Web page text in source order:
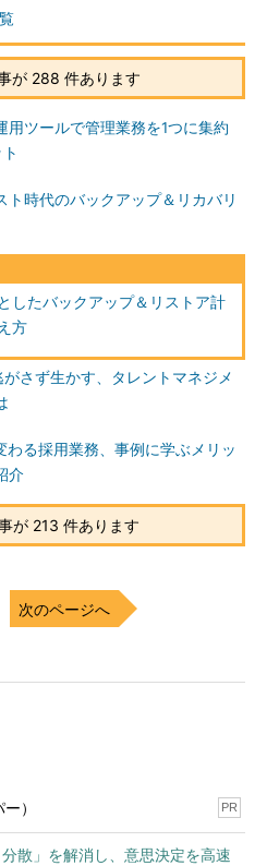
が 288 件あります
用ツールで管理業務を1つに集約
ト時代のバックアップ＆リカバリ
したバックアップ＆リストア計
方
がさず生かす、タレントマネジメ
わる採用業務、事例に学ぶメリッ
介
が 213 件あります
次のページへ
） PR
散」を解消し、意思決定を高速